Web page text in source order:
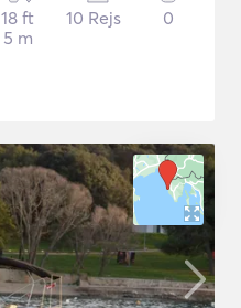
18 ft
5 m
10 Rejs 0